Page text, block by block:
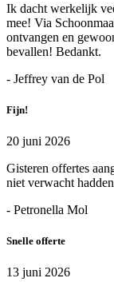
Ik dacht werkelijk
mee! Via
ontvangen en
bevallen! Bedankt.
- Jeffrey van de Pol
Fijn!
20 juni 2026
Gisteren offertes
niet verwacht
- Petronella Mol
Snelle offerte
13 juni 2026